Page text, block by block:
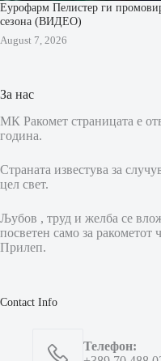
Еурофарм Пелистер ги
сезона (ВИДЕО)
August 7, 2026
За нас
МК Ракомет страницата е
година.
Страната известува за
цел свет.
Љубов , труд и желба се
посветен само за ракометот
Прилеп.
Contact Info
Телефон: